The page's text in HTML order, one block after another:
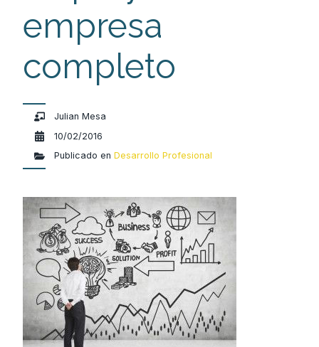
empresa
completo
Julian Mesa
10/02/2016
Publicado en Desarrollo Profesional